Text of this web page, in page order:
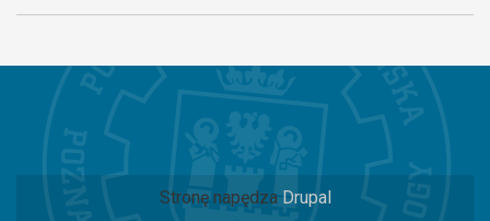
Stronę napędza Drupal